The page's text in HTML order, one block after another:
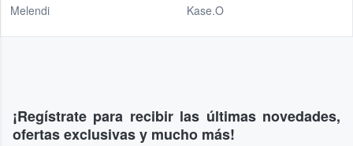
Melendi
Kase.O
¡Regístrate para recibir las últimas novedades,
ofertas exclusivas y mucho más!